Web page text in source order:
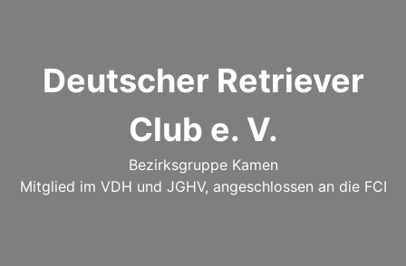
Deutscher Retriever
Club e. V.
Bezirksgruppe Kamen
Mitglied im VDH und JGHV, angeschlossen an die FCI